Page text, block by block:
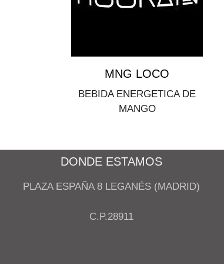
MNG LOCO
BEBIDA ENERGETICA DE
MANGO
DONDE ESTAMOS
PLAZA ESPAÑA 8 LEGANÉS (MADRID)
C.P.28911